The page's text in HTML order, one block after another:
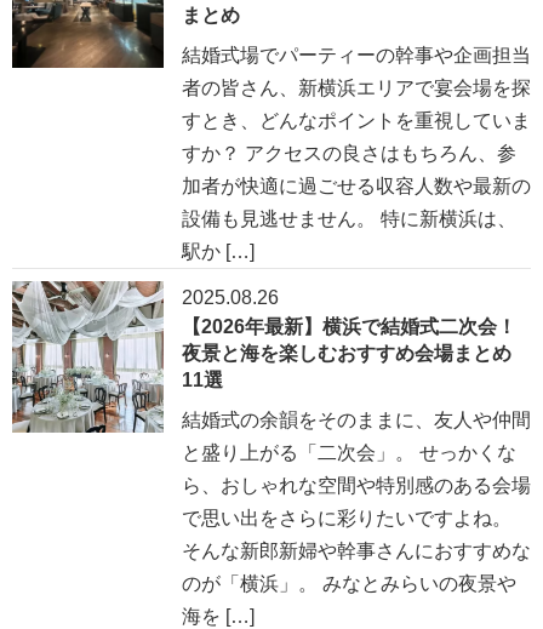
まとめ
結婚式場でパーティーの幹事や企画担当
者の皆さん、新横浜エリアで宴会場を探
すとき、どんなポイントを重視していま
すか？ アクセスの良さはもちろん、参
加者が快適に過ごせる収容人数や最新の
設備も見逃せません。 特に新横浜は、
駅か […]
2025.08.26
【2026年最新】横浜で結婚式二次会！
夜景と海を楽しむおすすめ会場まとめ
11選
結婚式の余韻をそのままに、友人や仲間
と盛り上がる「二次会」。 せっかくな
ら、おしゃれな空間や特別感のある会場
で思い出をさらに彩りたいですよね。
そんな新郎新婦や幹事さんにおすすめな
のが「横浜」。 みなとみらいの夜景や
海を […]